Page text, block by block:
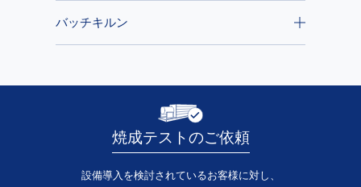
バッチキルン
焼成テストのご依頼
設備導入を検討されているお客様に対し、